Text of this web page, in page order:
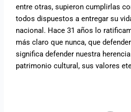
entre otras, supieron cumplirlas
todos dispuestos a entregar su
nacional. Hace 31 años lo
más claro que nunca, que
significa defender nuestra
patrimonio cultural, sus valores